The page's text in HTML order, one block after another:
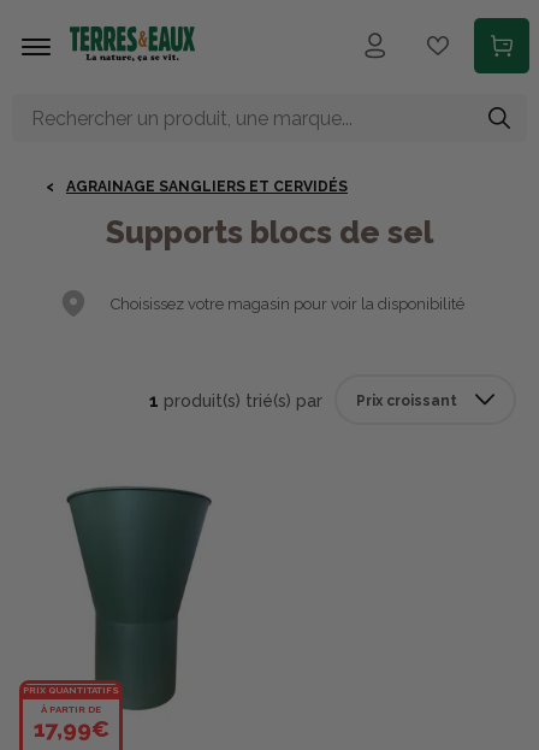
AGRAINAGE SANGLIERS ET CERVIDÉS
Supports blocs de sel
Choisissez votre magasin pour voir la disponibilité
1 produit(s) trié(s) par
PRIX QUANTITATIFS
À PARTIR DE
17,99€